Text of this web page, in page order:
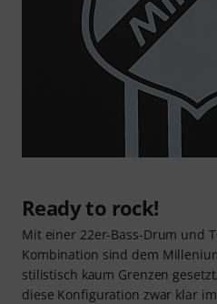
Ready to rock!
Mit einer 22er-Bass-Drum und
Kombination sind dem
stilistisch kaum Grenzen
diese Konfiguration zwar klar